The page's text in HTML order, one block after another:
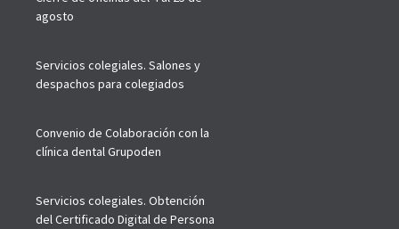
agosto
Servicios colegiales. Salones y
despachos para colegiados
Convenio de Colaboración con la
clínica dental Grupoden
Servicios colegiales. Obtención
del Certificado Digital de Persona